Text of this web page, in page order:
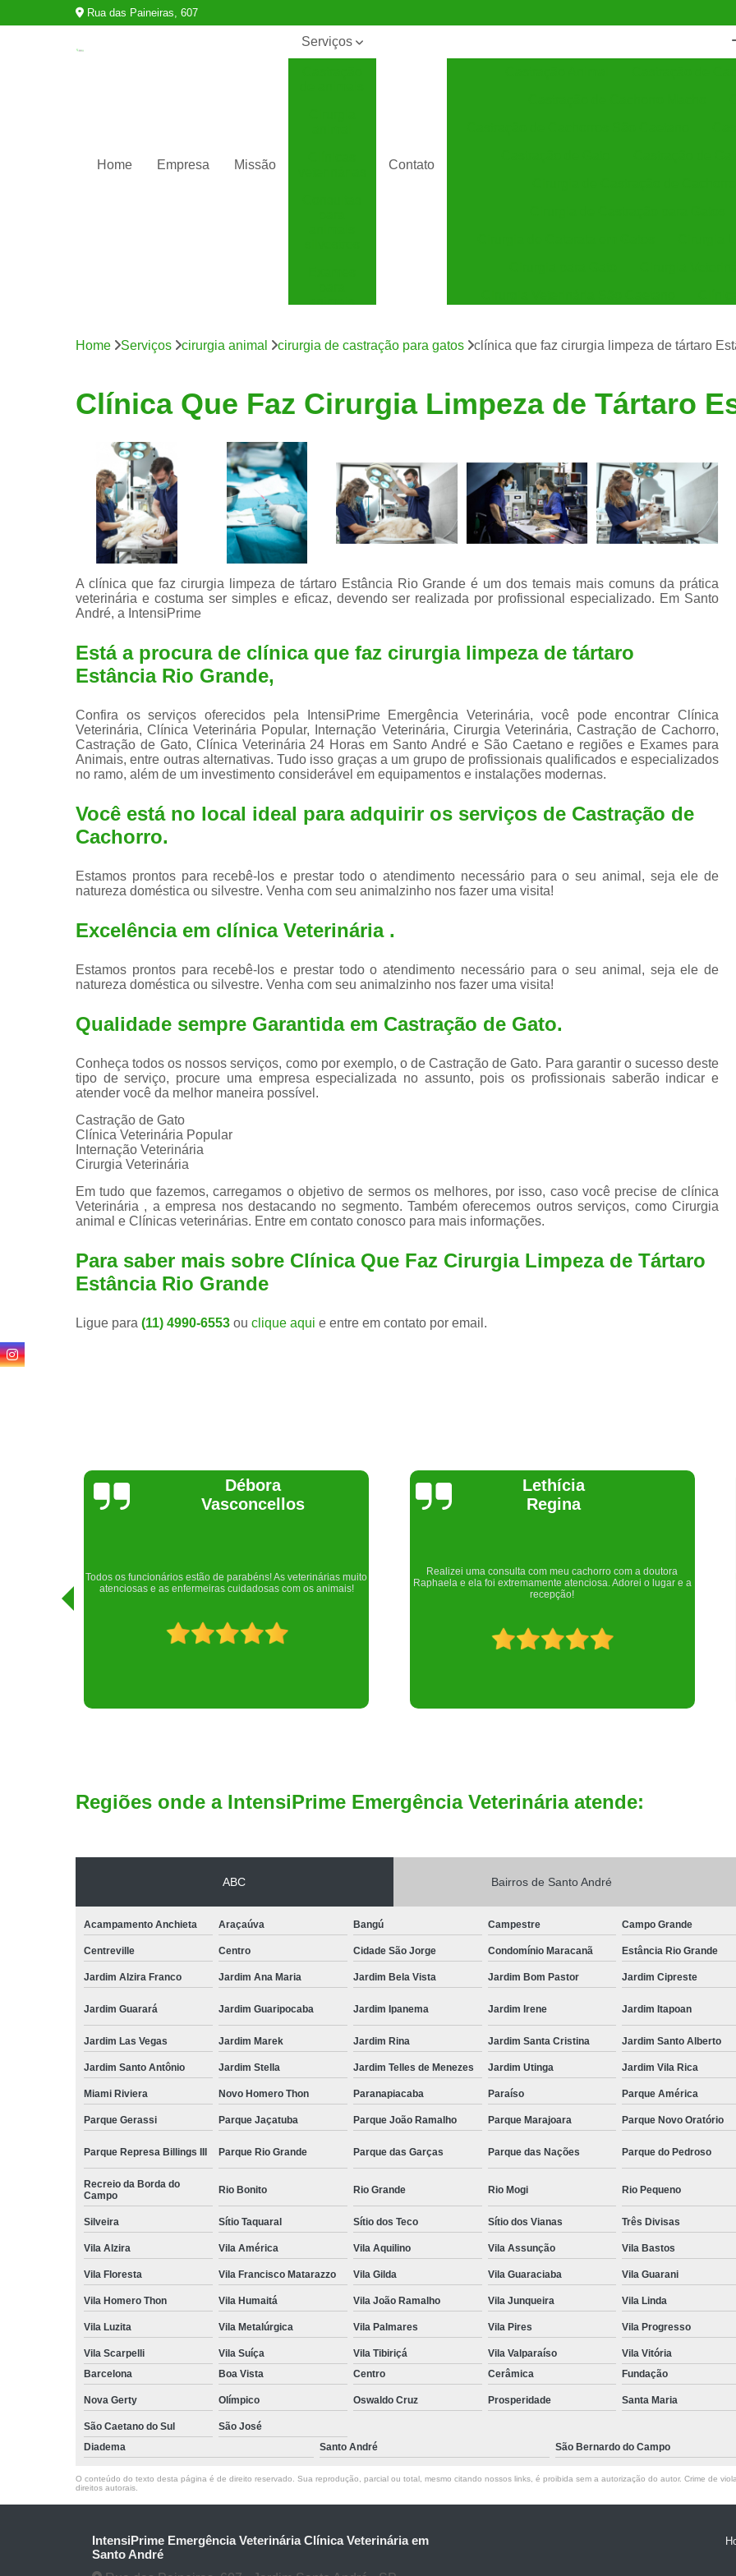
Rua das Paineiras, 607
Home Empresa Missão
Serviços
animais
para
tártaro
Contato
Clínica Veterinária Especializada em Cães
Clínica Veterinária Santo André
Consulta de
Consulta Médica
Consulta Médica Veterinária para
Consulta para
Consulta para Animais Silvestres São
Consulta para Silvestres
Exame de Endoscopia Veterinária
Exame de Raio X para Animais
Exame de Ultrassom para
Exame para Animais Santo André
Internação para Animais de Estimação
Internação Semi Intensiva Veterinária
Limpeza de Tártaro em Cachorro
Limpeza de Tártaro para Gatos
Limpeza Tártaro Santo André
Home Serviços cirurgia animal cirurgia de castração para gatos clínica que faz cirurgia limpeza de tártaro
Clínica Que Faz Cirurgia Limpeza de Tártaro
A clínica que faz cirurgia limpeza de tártaro Estância Rio Grande é um dos temais mais comuns da prática
veterinária e costuma ser simples e eficaz, devendo ser realizada por profissional especializado. Em Santo
André, a IntensiPrime
Está a procura de clínica que faz cirurgia limpeza de tártaro
Estância Rio Grande,
Confira os serviços oferecidos pela IntensiPrime Emergência Veterinária, você pode encontrar Clínica
Veterinária, Clínica Veterinária Popular, Internação Veterinária, Cirurgia Veterinária, Castração de Cachorro,
Castração de Gato, Clínica Veterinária 24 Horas em Santo André e São Caetano e regiões e Exames para
Animais, entre outras alternativas. Tudo isso graças a um grupo de profissionais qualificados e especializados
no ramo, além de um investimento considerável em equipamentos e instalações modernas.
Você está no local ideal para adquirir os serviços de Castração de
Cachorro.
Estamos prontos para recebê-los e prestar todo o atendimento necessário para o seu animal, seja ele de
natureza doméstica ou silvestre. Venha com seu animalzinho nos fazer uma visita!
Excelência em clínica Veterinária .
Estamos prontos para recebê-los e prestar todo o atendimento necessário para o seu animal, seja ele de
natureza doméstica ou silvestre. Venha com seu animalzinho nos fazer uma visita!
Qualidade sempre Garantida em Castração de Gato.
Conheça todos os nossos serviços, como por exemplo, o de Castração de Gato. Para garantir o sucesso deste
tipo de serviço, procure uma empresa especializada no assunto, pois os profissionais saberão indicar e
atender você da melhor maneira possível.
Castração de Gato
Clínica Veterinária Popular
Internação Veterinária
Cirurgia Veterinária
Em tudo que fazemos, carregamos o objetivo de sermos os melhores, por isso, caso você precise de clínica
Veterinária , a empresa nos destacando no segmento. Também oferecemos outros serviços, como Cirurgia
animal e Clínicas veterinárias. Entre em contato conosco para mais informações.
Para saber mais sobre Clínica Que Faz Cirurgia Limpeza de Tártaro
Estância Rio Grande
Ligue para (11) 4990-6553 ou clique aqui e entre em contato por email.
Lethícia
Regina
Realizei uma consulta com meu cachorro com a doutora
Raphaela e ela foi extremamente atenciosa. Adorei o lugar e a
recepção!
Joelma Lilian
Um lugar maravilhoso. Sempre serei grata pelo que fizeram por
nós!
Regiões onde a IntensiPrime Emergência Veterinária atende:
ABC Bairros de Santo André
Acampamento Anchieta Araçaúva Bangú Campestre Campo Grande
Centreville Centro Cidade São Jorge Condomínio Maracanã Estância Rio Grande
Jardim Alzira Franco Jardim Ana Maria Jardim Bela Vista Jardim Bom Pastor Jardim Cipreste
Jardim Guarará Jardim Guaripocaba Jardim Ipanema Jardim Irene Jardim Itapoan
Jardim Las Vegas Jardim Marek Jardim Rina Jardim Santa Cristina Jardim Santo Alberto
Jardim Santo Antônio Jardim Stella Jardim Telles de Menezes Jardim Utinga Jardim Vila Rica
Miami Riviera Novo Homero Thon Paranapiacaba Paraíso Parque América
Parque Gerassi Parque Jaçatuba Parque João Ramalho Parque Marajoara Parque Novo Oratório
Parque Represa Billings III Parque Rio Grande Parque das Garças Parque das Nações Parque do Pedroso
Recreio da Borda do
Campo
Rio Bonito Rio Grande Rio Mogi Rio Pequeno
Silveira Sítio Taquaral Sítio dos Teco Sítio dos Vianas Três Divisas
Vila Alzira Vila América Vila Aquilino Vila Assunção Vila Bastos
Vila Floresta Vila Francisco Matarazzo Vila Gilda Vila Guaraciaba Vila Guarani
Vila Homero Thon Vila Humaitá Vila João Ramalho Vila Junqueira Vila Linda
Vila Luzita Vila Metalúrgica Vila Palmares Vila Pires Vila Progresso
Vila Scarpelli Vila Suíça Vila Tibiriçá Vila Valparaíso Vila Vitória
Barcelona
Boa Vista Centro Cerâmica Fundação
Nova Gerty Olímpico Oswaldo Cruz Prosperidade Santa Maria
São Caetano do Sul
São José
Diadema
Santo André São Bernardo do Campo
O conteúdo do texto desta página é de direito reservado. Sua reprodução, parcial ou total, mesmo citando nossos links, é proibida sem a autorização do autor. Crime de
direitos autorais
IntensiPrime Emergência Veterinária Clínica Veterinária em
Santo André